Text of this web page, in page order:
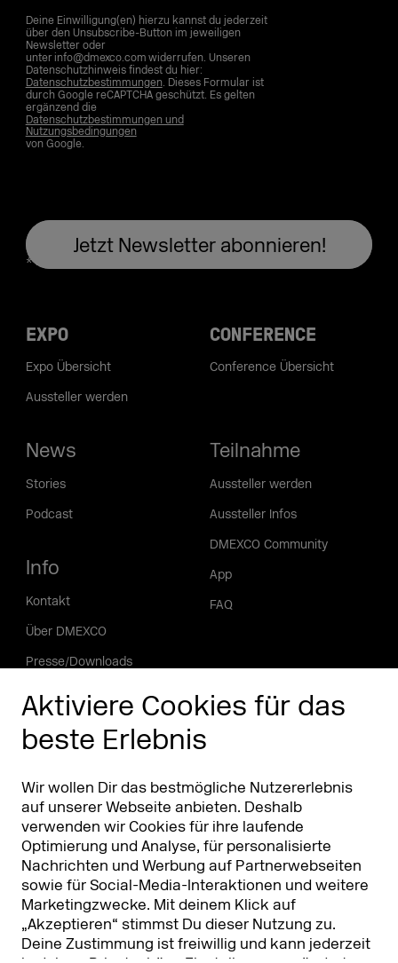
Aktiviere Cookies für das
beste Erlebnis
Wir wollen Dir das bestmögliche Nutzererlebnis
auf unserer Webseite anbieten. Deshalb
verwenden wir Cookies für ihre laufende
Optimierung und Analyse, für personalisierte
Nachrichten und Werbung auf Partnerwebseiten
sowie für Social-Media-Interaktionen und weitere
Marketingzwecke. Mit deinem Klick auf
„Akzeptieren“ stimmst Du dieser Nutzung zu.
Deine Zustimmung ist freiwillig und kann jederzeit
Deine Einwilligung(en) hierzu kannst du jederzeit
über den Unsubscribe-Button im jeweiligen
Newsletter oder
unter info@dmexco.com widerrufen. Unseren
Datenschutzhinweis findest du hier:
Datenschutzbestimmungen. Dieses Formular ist
durch Google reCAPTCHA geschützt. Es gelten
ergänzend die
Datenschutzbestimmungen und
Nutzungsbedingungen
von Google.
EXPO
Expo Übersicht
Aussteller werden
CONFERENCE
Conference Übersicht
News
Stories
Podcast
Info
Kontakt
Über DMEXCO
Presse/Downloads
Phishing Alarm
Teilnahme
Aussteller werden
Aussteller Infos
DMEXCO Community
App
FAQ
Partner
Partner & Sponsoren DMEXCO Asia
Koelnmesse GmbH T. +49 221 821 2020